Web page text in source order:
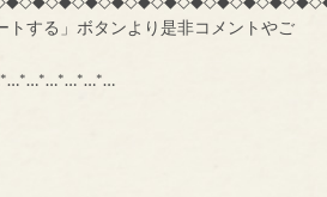
する」ボタンより是非コメントやご